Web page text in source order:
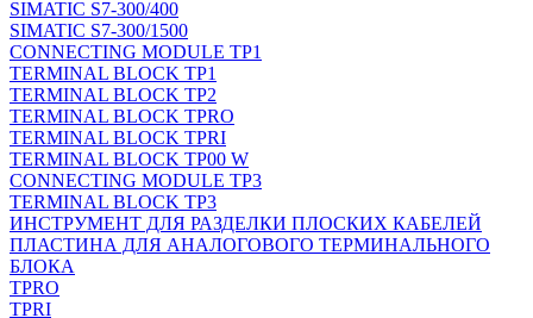
SIMATIC S7-300/400
SIMATIC S7-300/1500
CONNECTING MODULE TP1
TERMINAL BLOCK TP1
TERMINAL BLOCK TP2
TERMINAL BLOCK TPRO
TERMINAL BLOCK TPRI
TERMINAL BLOCK TP00 W
CONNECTING MODULE TP3
TERMINAL BLOCK TP3
ИНСТРУМЕНТ ДЛЯ РАЗДЕЛКИ ПЛОСКИХ КАБЕЛЕЙ
ПЛАСТИНА ДЛЯ АНАЛОГОВОГО ТЕРМИНАЛЬНОГО
БЛОКА
TPRO
TPRI